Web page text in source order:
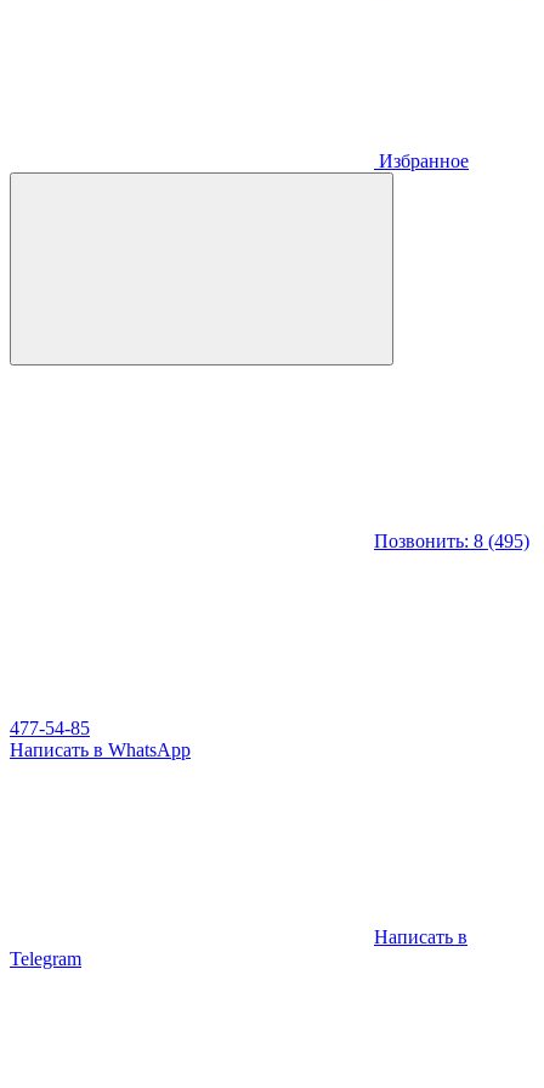
Избранное
Позвонить: 8 (495)
477-54-85
Написать в WhatsApp
Написать в
Telegram